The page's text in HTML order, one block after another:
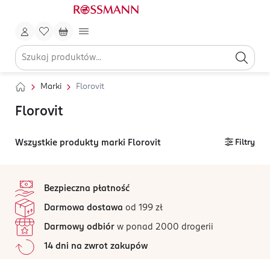
Marki Florovit
Florovit
Wszystkie produkty marki Florovit Filtry
Bezpieczna płatność
Darmowa dostawa od 199 zł
Darmowy odbiór w ponad 2000 drogerii
14 dni na zwrot zakupów